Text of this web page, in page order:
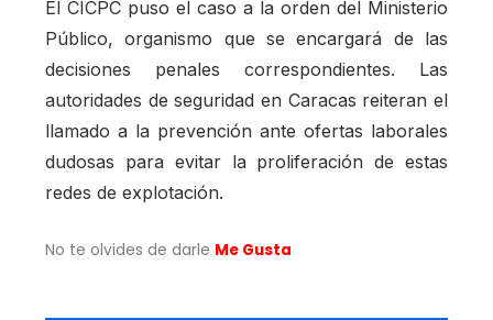
El CICPC puso el caso a la orden del Ministerio
Público, organismo que se encargará de las
decisiones penales correspondientes. Las
autoridades de seguridad en Caracas reiteran el
llamado a la prevención ante ofertas laborales
dudosas para evitar la proliferación de estas
redes de explotación.
No te olvides de darle Me Gusta